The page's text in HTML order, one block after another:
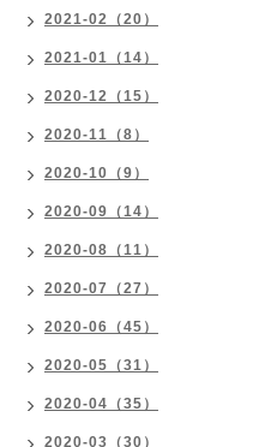
2021-02（20）
2021-01（14）
2020-12（15）
2020-11（8）
2020-10（9）
2020-09（14）
2020-08（11）
2020-07（27）
2020-06（45）
2020-05（31）
2020-04（35）
2020-03（30）